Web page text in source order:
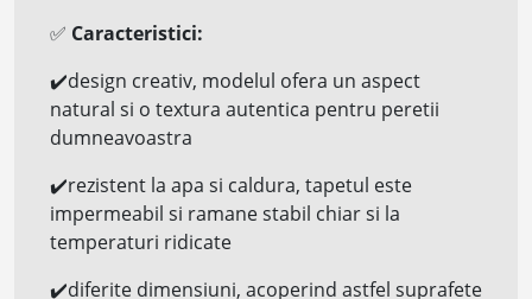
✅ Caracteristici:
✔️design creativ, modelul ofera un aspect
natural si o textura autentica pentru peretii
dumneavoastra
✔️rezistent la apa si caldura, tapetul este
impermeabil si ramane stabil chiar si la
temperaturi ridicate
✔️diferite dimensiuni, acoperind astfel suprafete